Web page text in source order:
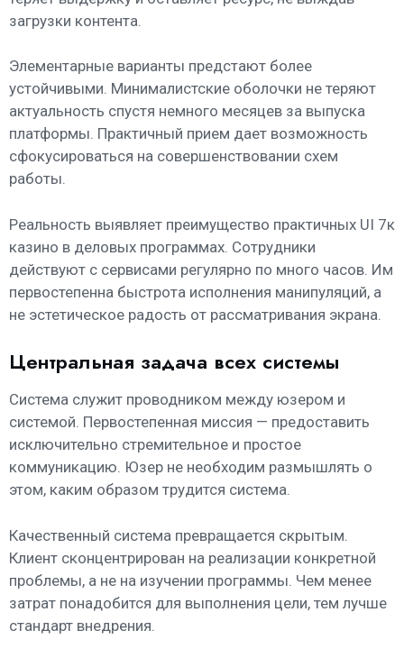
загрузки контента.
Элементарные варианты предстают более
устойчивыми. Минималистские оболочки не теряют
актуальность спустя немного месяцев за выпуска
платформы. Практичный прием дает возможность
сфокусироваться на совершенствовании схем
работы.
Реальность выявляет преимущество практичных UI 7к
казино в деловых программах. Сотрудники
действуют с сервисами регулярно по много часов. Им
первостепенна быстрота исполнения манипуляций, а
не эстетическое радость от рассматривания экрана.
Центральная задача всех системы
Система служит проводником между юзером и
системой. Первостепенная миссия — предоставить
исключительно стремительное и простое
коммуникацию. Юзер не необходим размышлять о
этом, каким образом трудится система.
Качественный система превращается скрытым.
Клиент сконцентрирован на реализации конкретной
проблемы, а не на изучении программы. Чем менее
затрат понадобится для выполнения цели, тем лучше
стандарт внедрения.